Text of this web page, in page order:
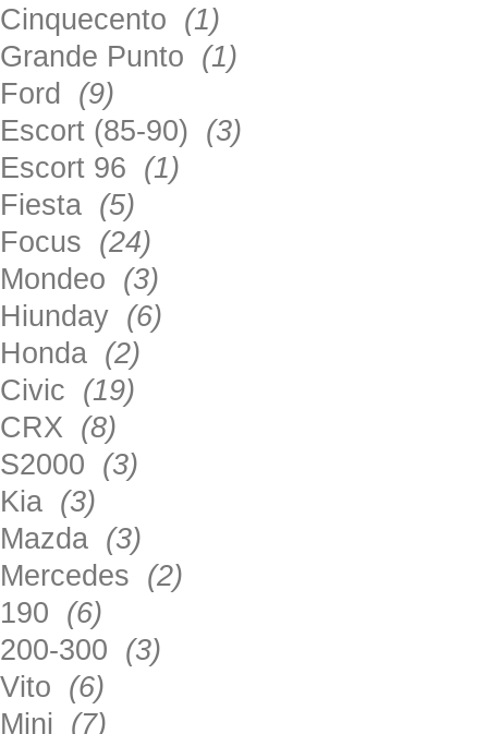
Cinquecento (1)
Grande Punto (1)
Ford (9)
Escort (85-90) (3)
Escort 96 (1)
Fiesta (5)
Focus (24)
Mondeo (3)
Hiunday (6)
Honda (2)
Civic (19)
CRX (8)
S2000 (3)
Kia (3)
Mazda (3)
Mercedes (2)
190 (6)
200-300 (3)
Vito (6)
Mini (7)